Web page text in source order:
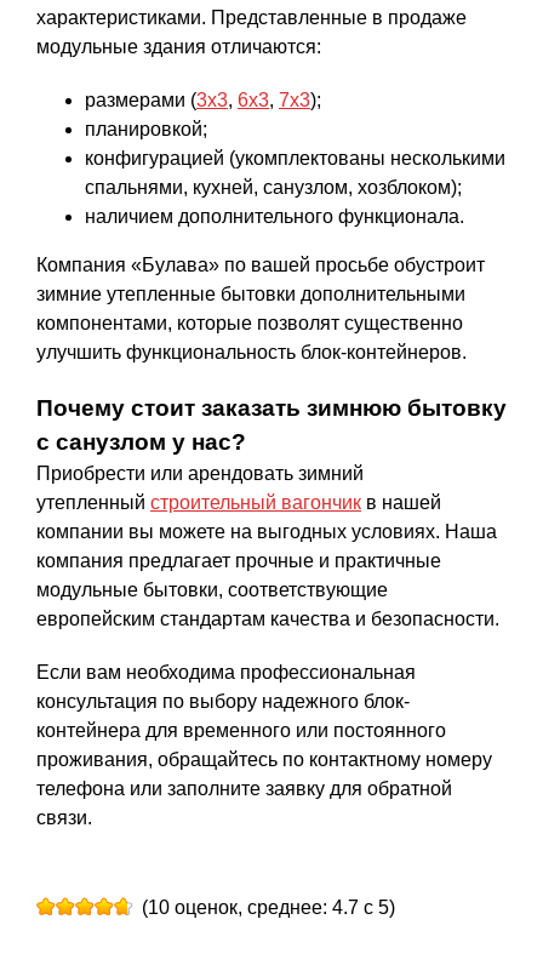
характеристиками. Представленные в продаже
модульные здания отличаются:
размерами (3х3, 6х3, 7х3);
планировкой;
конфигурацией (укомплектованы несколькими
спальнями, кухней, санузлом, хозблоком);
наличием дополнительного функционала.
Компания «Булава» по вашей просьбе обустроит
зимние утепленные бытовки дополнительными
компонентами, которые позволят существенно
улучшить функциональность блок-контейнеров.
Почему стоит заказать зимнюю бытовку
с санузлом у нас?
Приобрести или арендовать зимний
утепленный строительный вагончик в нашей
компании вы можете на выгодных условиях. Наша
компания предлагает прочные и практичные
модульные бытовки, соответствующие
европейским стандартам качества и безопасности.
Если вам необходима профессиональная
консультация по выбору надежного блок-
контейнера для временного или постоянного
проживания, обращайтесь по контактному номеру
телефона или заполните заявку для обратной
связи.
(10 оценок, среднее: 4.7 с 5)